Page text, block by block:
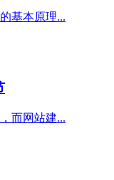
基本原理...
而网站建...